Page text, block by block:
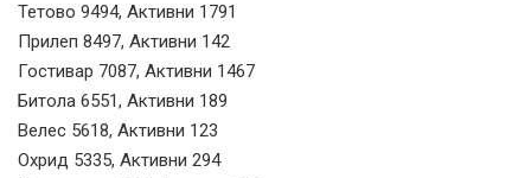
Тетово 9494, Активни 1791
Прилеп 8497, Активни 142
Гостивар 7087, Активни 1467
Битола 6551, Активни 189
Велес 5618, Активни 123
Охрид 5335, Активни 294